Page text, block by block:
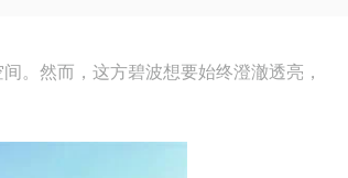
。然而，这方碧波想要始终澄澈透亮，